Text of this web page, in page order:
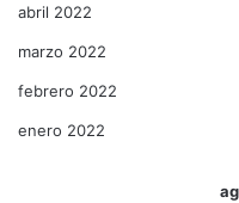
abril 2022
marzo 2022
febrero 2022
enero 2022